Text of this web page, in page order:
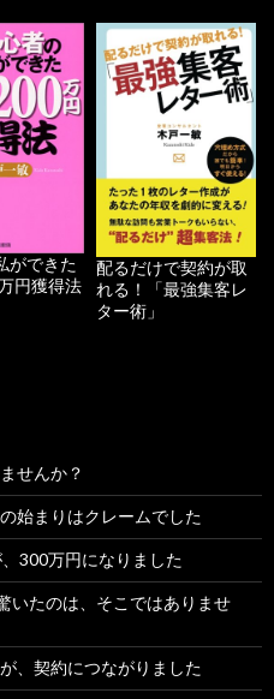
ができた
円獲得法
配るだけで契約が取
れる！「最強集客レ
ター術」
せんか？
始まりはクレームでした
300万円になりました
いたのは、そこではありませ
、契約につながりました